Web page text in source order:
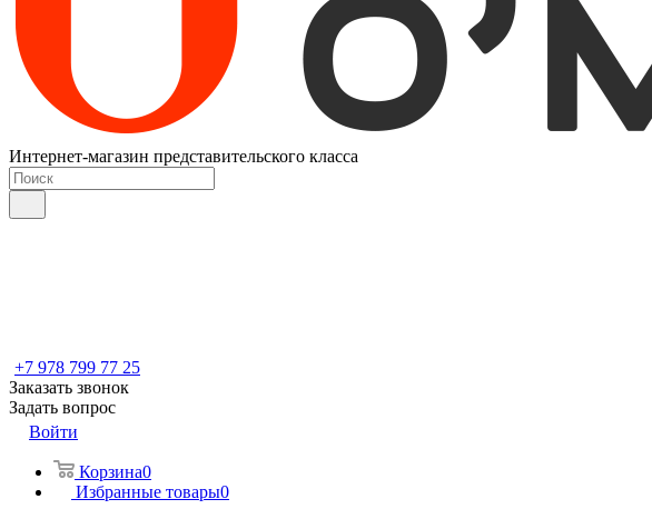
Интернет-магазин представительского класса
+7 978 799 77 25
Заказать звонок
Задать вопрос
Войти
Корзина0
Избранные товары0